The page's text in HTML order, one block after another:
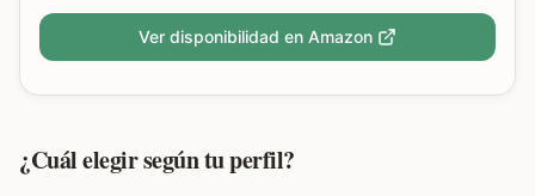
Ver disponibilidad en Amazon
¿Cuál elegir según tu perfil?